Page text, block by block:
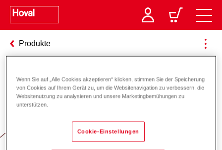
Produkte
Verantwortung für Energie und
Wenn Sie auf „Alle Cookies akzeptieren“ klicken, stimmen Sie der Speicherung
von Cookies auf Ihrem Gerät zu, um die Websitenavigation zu verbessern, die
Websitenutzung zu analysieren und unsere Marketingbemühungen zu
unterstützen.
Cookie-Einstellungen